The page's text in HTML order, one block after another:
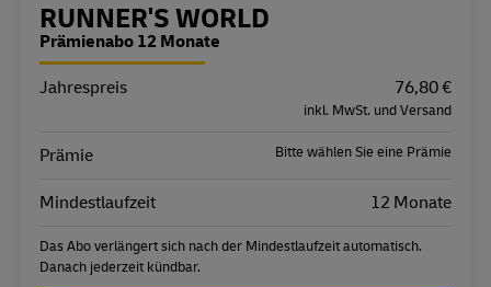
Bestellübersicht
RUNNER'S WORLD
Prämienabo 12 Monate
Eigenschaft
Jahrespreis 76,80 €
inkl. MwSt. und Versand
Prämie Bitte wählen Sie eine Prämie
Mindestlaufzeit 12 Monate
Das Abo verlängert sich nach der Mindestlaufzeit automatisch.
Danach jederzeit kündbar.